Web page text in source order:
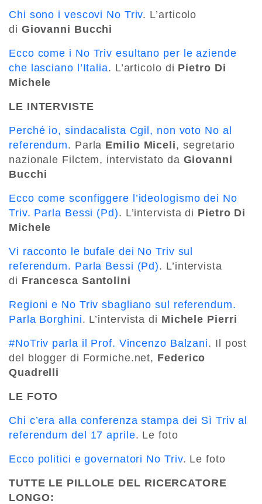
Chi sono i vescovi No Triv. L’articolo
di Giovanni Bucchi
Ecco come i No Triv esultano per le aziende
che lasciano l’Italia. L’articolo di Pietro Di
Michele
LE INTERVISTE
Perché io, sindacalista Cgil, non voto No al
referendum. Parla Emilio Miceli, segretario
nazionale Filctem, intervistato da Giovanni
Bucchi
Ecco come sconfiggere l’ideologismo dei No
Triv. Parla Bessi (Pd). L’intervista di Pietro Di
Michele
Vi racconto le bufale dei No Triv sul
referendum. Parla Bessi (Pd). L’intervista
di Francesca Santolini
Regioni e No Triv sbagliano sul referendum.
Parla Borghini. L’intervista di Michele Pierri
#NoTriv parla il Prof. Vincenzo Balzani. Il post
del blogger di Formiche.net, Federico
Quadrelli
LE FOTO
Chi c’era alla conferenza stampa dei Sì Triv al
referendum del 17 aprile. Le foto
Ecco politici e governatori No Triv. Le foto
TUTTE LE PILLOLE DEL RICERCATORE
LONGO: